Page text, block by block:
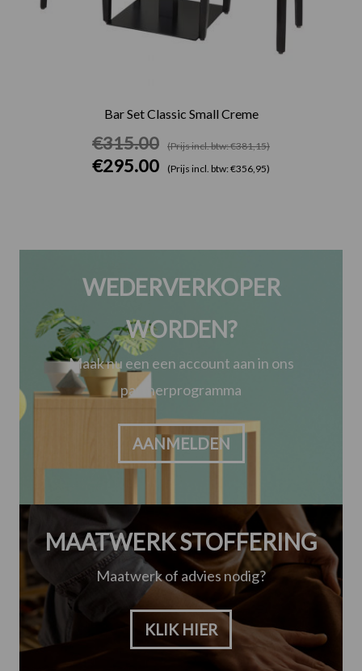
Bar Set Classic Small Creme
€315.00 (Prijs incl. btw: €381,15)
€295.00 (Prijs incl. btw: €356,95)
WEDERVERKOPER
WORDEN?
Maak nu een een account aan in ons
partnerprogramma
AANMELDEN
MAATWERK STOFFERING
Maatwerk of advies nodig?
KLIK HIER